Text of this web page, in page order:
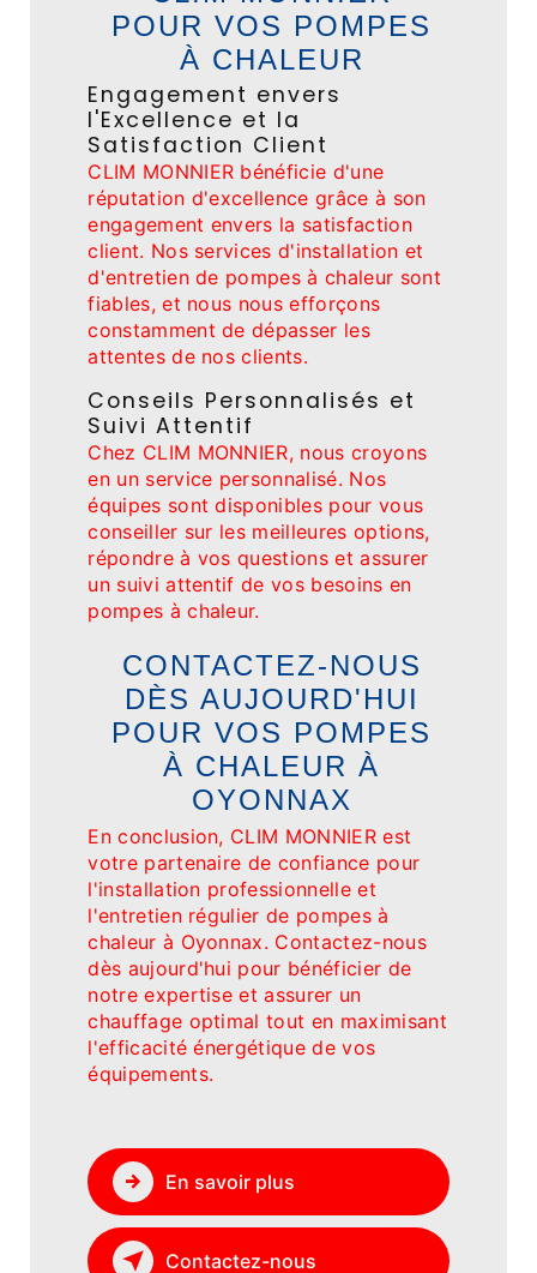
POUR VOS POMPES
À CHALEUR
Engagement envers
l'Excellence et la
Satisfaction Client
CLIM MONNIER bénéficie d'une
réputation d'excellence grâce à son
engagement envers la satisfaction
client. Nos services d'installation et
d'entretien de pompes à chaleur sont
fiables, et nous nous efforçons
constamment de dépasser les
attentes de nos clients.
Conseils Personnalisés et
Suivi Attentif
Chez CLIM MONNIER, nous croyons
en un service personnalisé. Nos
équipes sont disponibles pour vous
conseiller sur les meilleures options,
répondre à vos questions et assurer
un suivi attentif de vos besoins en
pompes à chaleur.
CONTACTEZ-NOUS
DÈS AUJOURD'HUI
POUR VOS POMPES
À CHALEUR À
OYONNAX
En conclusion, CLIM MONNIER est
votre partenaire de confiance pour
l'installation professionnelle et
l'entretien régulier de pompes à
chaleur à Oyonnax. Contactez-nous
dès aujourd'hui pour bénéficier de
notre expertise et assurer un
chauffage optimal tout en maximisant
l'efficacité énergétique de vos
équipements.
En savoir plus
Contactez-nous